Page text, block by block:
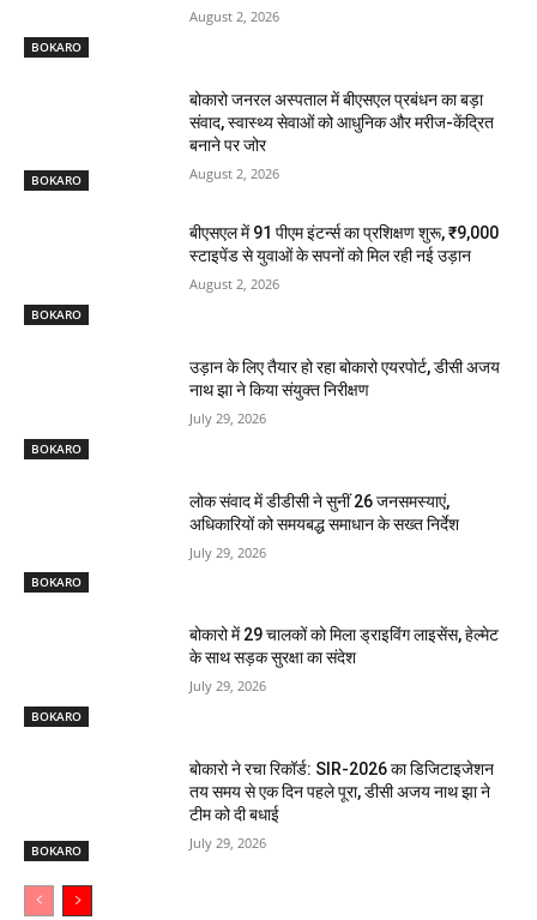
BOKARO
August 2, 2026
BOKARO
बोकारो जनरल अस्पताल में बीएसएल प्रबंधन का बड़ा
संवाद, स्वास्थ्य सेवाओं को आधुनिक और मरीज-केंद्रित
बनाने पर जोर
August 2, 2026
BOKARO
बीएसएल में 91 पीएम इंटर्न्स का प्रशिक्षण शुरू, ₹9,000
स्टाइपेंड से युवाओं के सपनों को मिल रही नई उड़ान
August 2, 2026
BOKARO
उड़ान के लिए तैयार हो रहा बोकारो एयरपोर्ट, डीसी अजय
नाथ झा ने किया संयुक्त निरीक्षण
July 29, 2026
BOKARO
लोक संवाद में डीडीसी ने सुनीं 26 जनसमस्याएं,
अधिकारियों को समयबद्ध समाधान के सख्त निर्देश
July 29, 2026
BOKARO
बोकारो में 29 चालकों को मिला ड्राइविंग लाइसेंस, हेल्मेट
के साथ सड़क सुरक्षा का संदेश
July 29, 2026
BOKARO
बोकारो ने रचा रिकॉर्ड: SIR-2026 का डिजिटाइजेशन
तय समय से एक दिन पहले पूरा, डीसी अजय नाथ झा ने
टीम को दी बधाई
July 29, 2026